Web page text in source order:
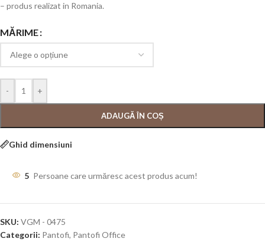
– produs realizat in Romania.
MĂRIME
- +
ADAUGĂ ÎN COȘ
Ghid dimensiuni
5 Persoane care urmăresc acest produs acum!
SKU: VGM - 0475
Categorii: Pantofi, Pantofi Office